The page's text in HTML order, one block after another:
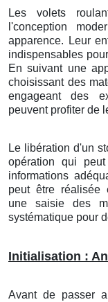
Les volets
l'conception
apparence. Leur
indispensables
En suivant une
choisissant des
engageant des
peuvent profiter de
Le libération d'un
opération qui
informations
peut être réalisée
une saisie des
systématique pour
Initialisation :
Avant de passer